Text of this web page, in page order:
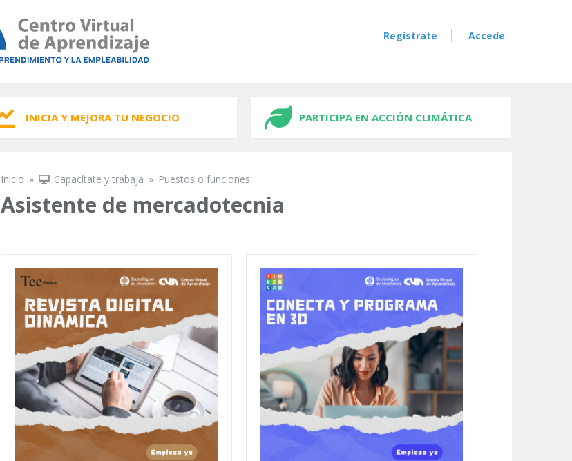
Regístrate Accede
INICIA Y MEJORA TU NEGOCIO PARTICIPA EN ACCIÓN CLIMÁTICA
Se encuentra usted aquí
Inicio » Capacítate y trabaja » Puestos o funciones
Asistente de mercadotecnia